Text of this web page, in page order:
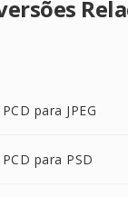
PCD para JPEG
PCD para PSD